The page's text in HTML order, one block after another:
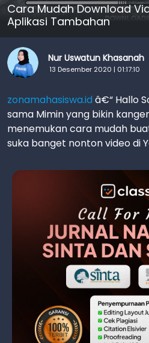
Cara Mudah Download
Aplikasi Tambahan
Nur Uswatun Khasanah
13 Desember 2020 | 01:17:10
zonamahasiswa.id â€“ Hallo
sama Mimin yang bikin
menemukan cara mudah
suka banget nonton video di